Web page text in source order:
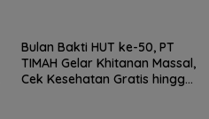
Bulan Bakti HUT ke-50, PT
TIMAH Gelar Khitanan Massal,
Cek Kesehatan Gratis hingga